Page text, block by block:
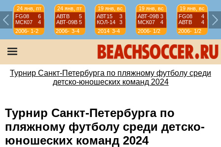
24 янв, пт
FG08
6
МСК07
4
2006-
07
1-2
24 янв, пт
АВТВ
5
АВТ-09B 5
2006-
07
3-4
19 янв, вс
АВТ15
3
КОЛ-14
3
2014 3-4
19 янв, вс
АВТ-09B 3
МСК07
4
2006-
07
1/2
19 янв, вс
FG08
4
АВТВ
4
2006-
07
1/2
Турнир Санкт-Петербурга по пляжному футболу среди
детско-юношеских команд 2024
Турнир Санкт-Петербурга по
пляжному футболу среди детско-
юношеских команд 2024